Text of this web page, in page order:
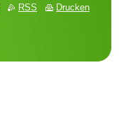
RSS Drucken